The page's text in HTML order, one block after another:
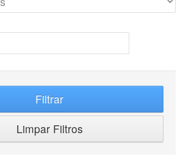
Filtrar
Limpar Filtros